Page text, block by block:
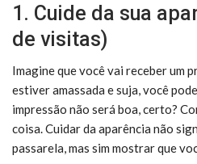
1. Cuide da sua
de visitas)
Imagine que você vai receber um
estiver amassada e suja, você
impressão não será boa, certo?
coisa. Cuidar da aparência não
passarela, mas sim mostrar que